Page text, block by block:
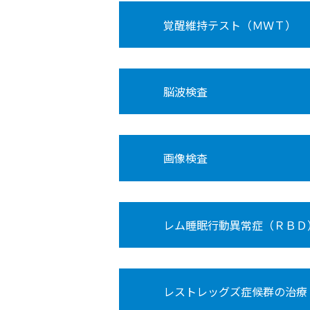
覚醒維持テスト（ＭＷＴ）
脳波検査
画像検査
レム睡眠行動異常症（ＲＢ
レストレッグズ症候群の治療